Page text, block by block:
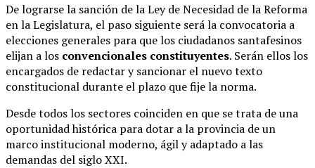
De lograrse la sanción de la Ley de Necesidad de la Reforma
en la Legislatura, el paso siguiente será la convocatoria a
elecciones generales para que los ciudadanos santafesinos
elijan a los convencionales constituyentes. Serán ellos los
encargados de redactar y sancionar el nuevo texto
constitucional durante el plazo que fije la norma.
Desde todos los sectores coinciden en que se trata de una
oportunidad histórica para dotar a la provincia de un
marco institucional moderno, ágil y adaptado a las
demandas del siglo XXI.